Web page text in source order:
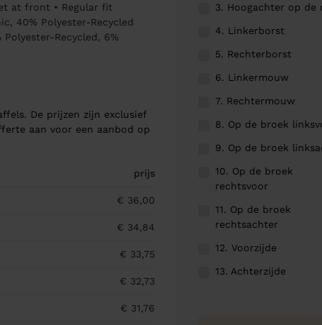
at front • Regular fit
40% Polyester-Recycled
Recycled, 6%
De prijzen zijn exclusief
aan voor een aanbod op
prijs
€ 36,00
€ 34,84
€ 33,75
€ 32,73
€ 31,76
3. Hoogachter op de
4. Linkerborst
5. Rechterborst
6. Linkermouw
7. Rechtermouw
8. Op de broek
9. Op de broek
10. Op de broek
rechtsvoor
11. Op de broek
rechtsachter
12. Voorzijde
13. Achterzijde